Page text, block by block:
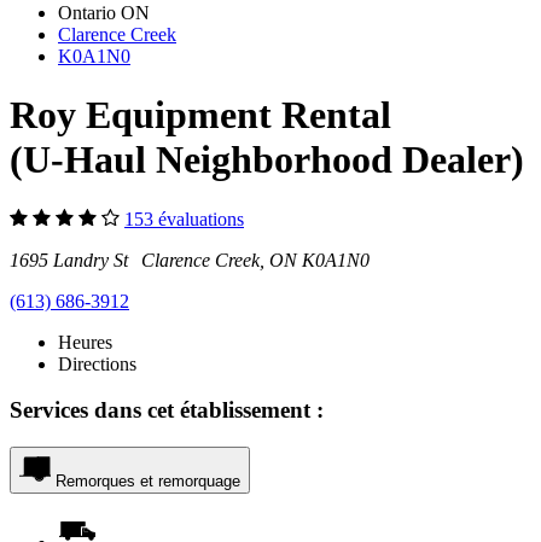
Ontario ON
Clarence Creek
K0A1N0
Roy Equipment Rental
(U-Haul Neighborhood Dealer)
153 évaluations
1695 Landry St Clarence Creek, ON K0A1N0
(613) 686-3912
Heures
Directions
Services dans cet établissement :
Remorques et remorquage